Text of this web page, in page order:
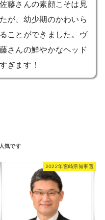
藤さんの素顔こそは見
が、幼少期のかわいら
ことができました。ヴ
さんの鮮やかなヘッド
ぎます！
2022年宮崎県知事選